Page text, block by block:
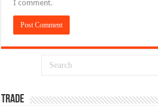
I comment.
TRADE